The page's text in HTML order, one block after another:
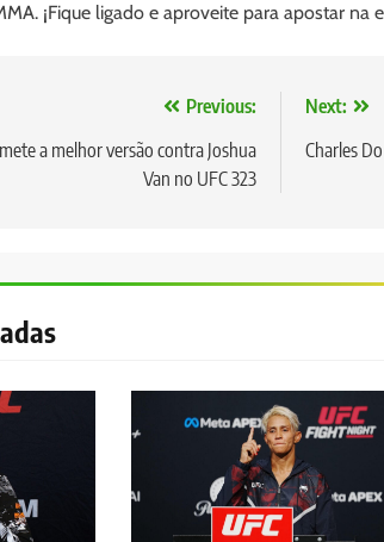
¡Fique ligado e aproveite para apostar na
Previous:
a melhor versão contra Joshua
Van no UFC 323
Next:
Charles